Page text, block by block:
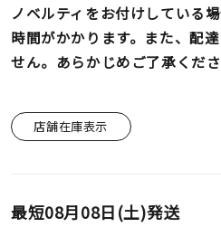
ノベルティをお付けしている
時間がかかります。また、配
せん。あらかじめご了承くださ
店舗在庫表示
最短08月08日(土)発送